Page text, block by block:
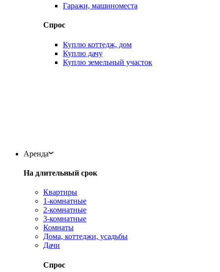
Гаражи, машиноместа
Спрос
Куплю коттедж, дом
Куплю дачу
Куплю земельный участок
Аренда
На длительный срок
Квартиры
1-комнатные
2-комнатные
3-комнатные
Комнаты
Дома, коттеджи, усадьбы
Дачи
Спрос